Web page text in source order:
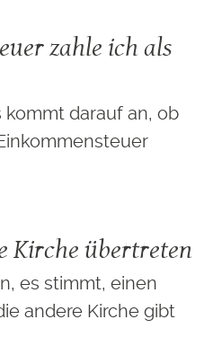
zahle ich als
kommt darauf an, ob
Kirche übertreten
es stimmt, einen
andere Kirche gibt